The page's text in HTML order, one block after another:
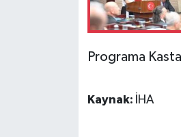
Programa
Kaynak: İHA